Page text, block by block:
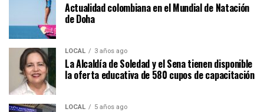
Actualidad colombiana en el Mundial de Natación
de Doha
LOCAL 3 años ago
La Alcaldía de Soledad y el Sena tienen disponible
la oferta educativa de 580 cupos de capacitación
LOCAL 5 años ago